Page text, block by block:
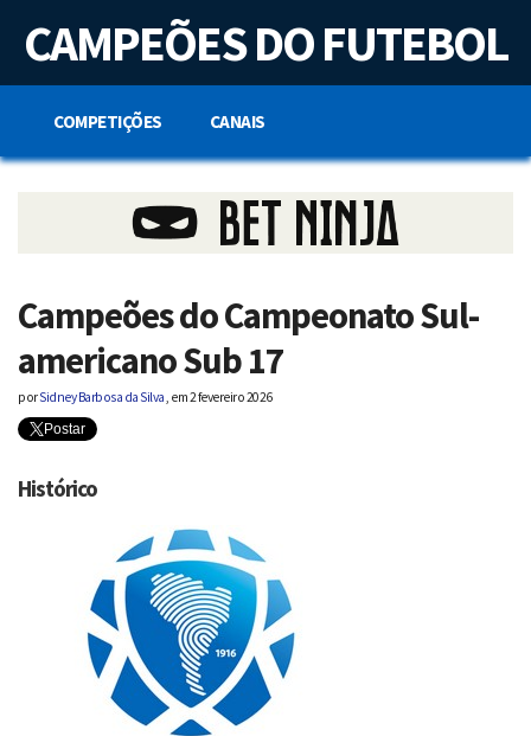
t
n
CAMPEÕES DO FUTEBOL
COMPETIÇÕES CANAIS
Campeões do Campeonato Sul-
americano Sub 17
porSidney Barbosa da Silva em2 fevereiro 2026
Postar
Histórico